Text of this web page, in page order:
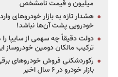
میلیون و قیمت نامشخص
هشدار تازه به بازار خودروهای
خودرویی پشت آن‌ها نباشد!
دولت دقیقاً چه سهمی از سایپا را
ترکیب مالکان دومین خودروساز
رکوردشکنی فروش خودروهای
بازار خودرو در ۶ سال اخیر